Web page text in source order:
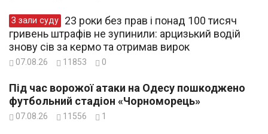
З зали суду
гривень штрафів не зупинили: арцизький водій
знову сів за кермо та отримав вирок
07.08.26 11853 0
Під час ворожої атаки на Одесу пошкоджено
футбольний стадіон «Чорноморець»
07.08.26 11556 1